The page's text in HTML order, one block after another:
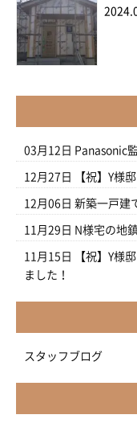
03月12日 Panasonic
12月27日 【祝】Y様
12月06日 新築一戸建
11月29日 N様宅の地
11月15日
【祝】Y様
ました！
スタッフブログ